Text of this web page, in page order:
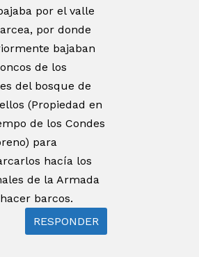
por el valle
por donde
bajaban
de los
del bosque de
(Propiedad en
de los Condes
para
hacía los
de la Armada
barcos.
RESPONDER